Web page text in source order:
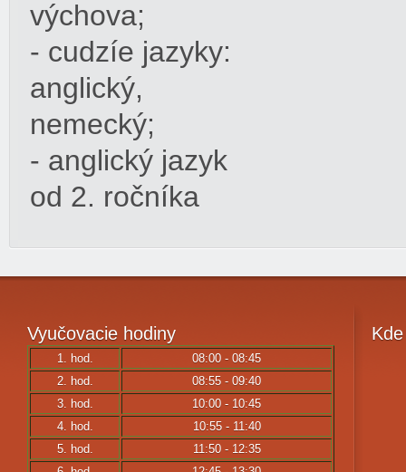
výchova;
- cudzíe jazyky:
anglický,
nemecký;
- anglický jazyk
od 2. ročníka
Vyučovacie hodiny
1. hod.
08:00 - 08:45
2. hod.
08:55 - 09:40
3. hod.
10:00 - 10:45
4. hod.
10:55 - 11:40
5. hod.
11:50 - 12:35
Kde